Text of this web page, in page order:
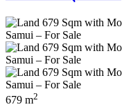
679 m2